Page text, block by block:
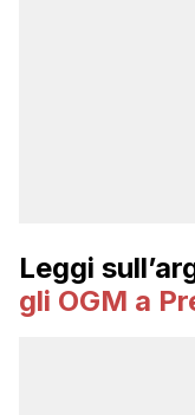
Leggi
gli OGM a